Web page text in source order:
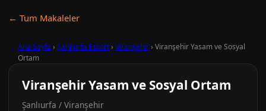
← Tum Makaleler
Ana Sayfa › Şanlıurfa Escort› Viranşehir› Viranşehir Yasam ve Sosyal
Ortam
Viranşehir Yasam ve Sosyal Ortam
Şanlıurfa / Viranşehir